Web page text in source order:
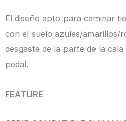
El diseño apto para caminar
con el suelo azules/amarillos/
desgaste de la parte de la
pedal.
FEATURE